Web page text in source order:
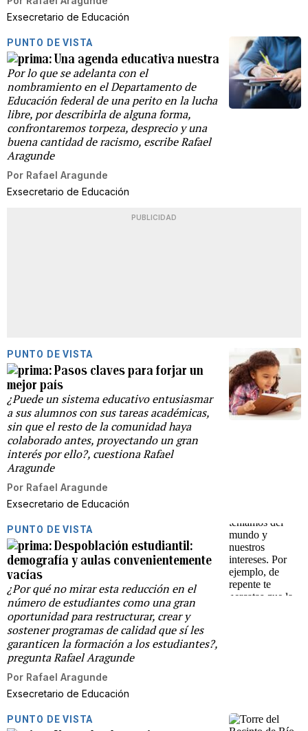
Exsecretario de Educación
PUNTO DE VISTA
Una agenda educativa nuestra
Por lo que se adelanta con el
nombramiento en el Departamento de
Educación federal de una perito en la lucha
libre, por describirla de alguna forma,
confrontaremos torpeza, desprecio y una
buena cantidad de racismo, escribe Rafael
Aragunde
Por Rafael Aragunde
Exsecretario de Educación
PUBLICIDAD
PUNTO DE VISTA
Pasos claves para forjar un
mejor país
¿Puede un sistema educativo entusiasmar
a sus alumnos con sus tareas académicas,
sin que el resto de la comunidad haya
colaborado antes, proyectando un gran
interés por ello?, cuestiona Rafael
Aragunde
Por Rafael Aragunde
Exsecretario de Educación
PUNTO DE VISTA
Despoblación estudiantil:
demografía y aulas convenientemente
vacías
¿Por qué no mirar esta reducción en el
número de estudiantes como una gran
oportunidad para restructurar, crear y
sostener programas de calidad que sí les
garanticen la formación a los estudiantes?,
pregunta Rafael Aragunde
Por Rafael Aragunde
Exsecretario de Educación
PUNTO DE VISTA